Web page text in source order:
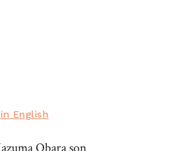
English
Obara son